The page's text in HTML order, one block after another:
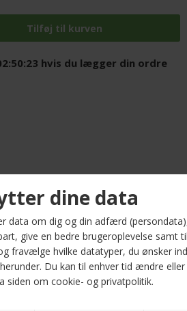
hvis du lægger din ordre
er fremstillet af en eksklusiv blanding
virgin uld, hvilket giver dig både komfort
pasform sidder kasketten perfekt på
touch til dit look.
for herretøj, og med denne kasket får
men også et stykke modehistorie.
weekendtur eller en dag i byen, vil
valg. Den fås i størrelserne 57, 59 og 61, så
til dig.